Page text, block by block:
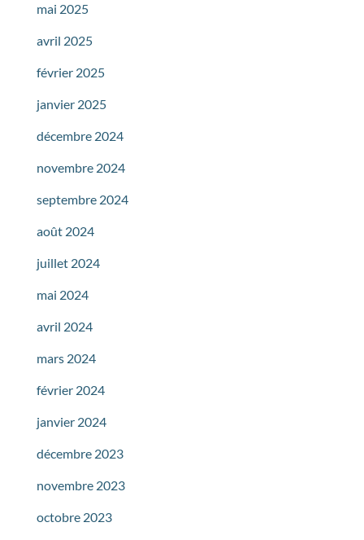
mai 2025
avril 2025
février 2025
janvier 2025
décembre 2024
novembre 2024
septembre 2024
août 2024
juillet 2024
mai 2024
avril 2024
mars 2024
février 2024
janvier 2024
décembre 2023
novembre 2023
octobre 2023